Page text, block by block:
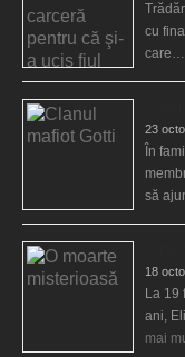
cu
care…
23
În
să
18
La 19
ani,
mai